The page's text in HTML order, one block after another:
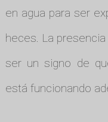
en agua para ser
heces. La
ser un signo de
está funcionando